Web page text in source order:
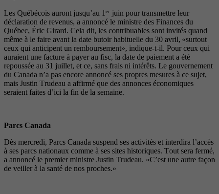
Les Québécois auront jusqu’au 1er juin pour transmettre leur
déclaration de revenus, a annoncé le ministre des Finances du
Québec, Éric Girard. Cela dit, les contribuables sont invités quand
même à le faire avant la date butoir habituelle du 30 avril, «surtout
ceux qui anticipent un remboursement», indique-t-il. Pour ceux qui
auraient une facture à payer au fisc, la date de paiement a été
repoussée au 31 juillet, et ce, sans frais ni intérêts. Le gouvernement
du Canada n’a pas encore annoncé ses propres mesures à ce sujet,
mais Justin Trudeau a affirmé que des annonces économiques
seraient faites d’ici la fin de la semaine.
Parcs Canada
Dès mercredi, Parcs Canada suspend ses activités et interdira l’accès
à ses parcs nationaux comme à ses sites historiques. Tout sera fermé,
a annoncé le premier ministre Justin Trudeau. «C’est une autre façon
de veiller à la santé de nos proches.»